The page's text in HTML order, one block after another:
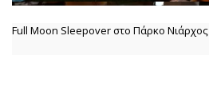
Full Moon Sleepover στο Πάρκο Νιάρχος